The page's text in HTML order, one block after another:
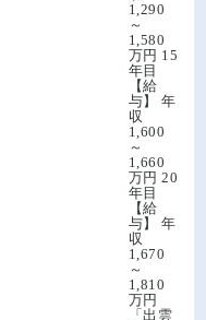
1,290
～
1,580
万円 15
年目
【給
与】 年
収
1,600
～
1,660
万円 20
年目
【給
与】 年
収
1,670
～
1,810
万円
「出雲